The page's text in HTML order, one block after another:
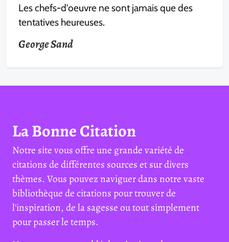
Les chefs-d'oeuvre ne sont jamais que des
tentatives heureuses.
George Sand
La Bonne Citation
Notre site vous offre une grande variété de
citations de différentes sources et sur divers
thèmes. Vous pouvez naviguer dans notre vaste
bibliothèque de citations pour trouver de
l'inspiration, de la sagesse ou tout simplement
pour passer le temps.